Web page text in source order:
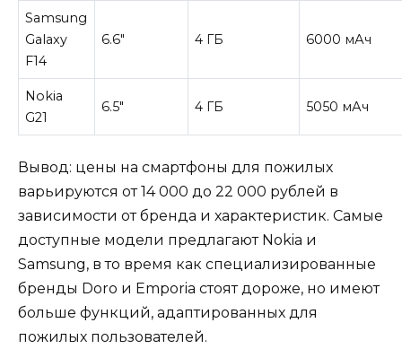
Samsung
Galaxy
F14
6.6″ 4 ГБ 6000 мАч
Nokia
G21
6.5″ 4 ГБ 5050 мАч
Вывод: цены на смартфоны для пожилых
варьируются от 14 000 до 22 000 рублей в
зависимости от бренда и характеристик. Самые
доступные модели предлагают Nokia и
Samsung, в то время как специализированные
бренды Doro и Emporia стоят дороже, но имеют
больше функций, адаптированных для
пожилых пользователей.